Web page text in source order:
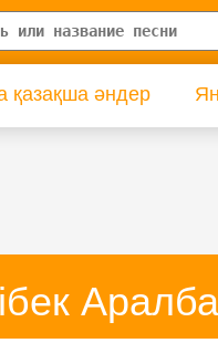
қазақша әндер